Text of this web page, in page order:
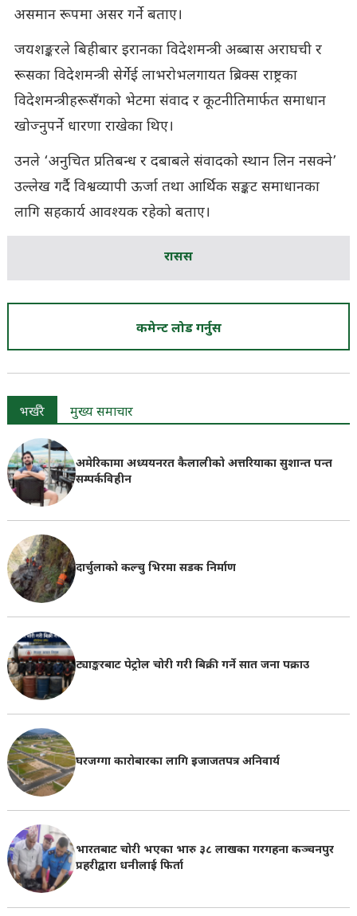
असमान रूपमा असर गर्ने बताए।
जयशङ्करले बिहीबार इरानका विदेशमन्त्री अब्बास अराघची र
रूसका विदेशमन्त्री सेर्गेई लाभरोभलगायत ब्रिक्स राष्ट्रका
विदेशमन्त्रीहरूसँगको भेटमा संवाद र कूटनीतिमार्फत समाधान
खोज्नुपर्ने धारणा राखेका थिए।
उनले ‘अनुचित प्रतिबन्ध र दबाबले संवादको स्थान लिन नसक्ने’
उल्लेख गर्दै विश्वव्यापी ऊर्जा तथा आर्थिक सङ्कट समाधानका
लागि सहकार्य आवश्यक रहेको बताए।
रासस
कमेन्ट लोड गर्नुस
भर्खरै मुख्य समाचार
अमेरिकामा अध्ययनरत कैलालीको अत्तरियाका सुशान्त पन्त
सम्पर्कविहीन
दार्चुलाको कल्चु भिरमा सडक निर्माण
ट्याङ्करबाट पेट्रोल चोरी गरी बिक्री गर्ने सात जना पक्राउ
घरजग्गा कारोबारका लागि इजाजतपत्र अनिवार्य
भारतबाट चोरी भएका भारु ३८ लाखका गरगहना कञ्चनपुर
प्रहरीद्वारा धनीलाई फिर्ता